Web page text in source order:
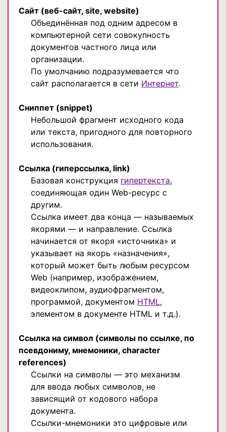
Сайт (веб-сайт, site, website)
Объединённая под одним адресом в
компьютерной сети совокупность
документов частного лица или
организации.
По умолчанию подразумевается что
сайт располагается в сети Интернет.
Сниппет (snippet)
Небольшой фрагмент исходного кода
или текста, пригодного для повторного
использования.
Ссылка (гиперссылка, link)
Базовая конструкция гипертекста,
соединяющая один Web-ресурс с
другим.
Ссылка имеет два конца — называемых
якорями — и направление. Ссылка
начинается от якоря «источника» и
указывает на якорь «назначения»,
который может быть любым ресурсом
Web (например, изображением,
видеоклипом, аудиофрагментом,
программой, документом HTML,
элементом в документе HTML и т.д.).
Ссылка на символ (символы по ссылке, по
псевдониму, мнемоники, сharacter
references)
Ссылки на символы — это механизм
для ввода любых символов, не
зависящий от кодового набора
документа.
Ссылки-мнемоники это цифровые или